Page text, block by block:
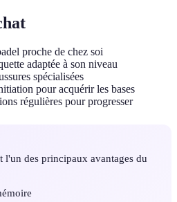
proche de chez soi
adaptée à son niveau
spécialisées
pour acquérir les bases
régulières pour progresser
l'un des principaux avantages du